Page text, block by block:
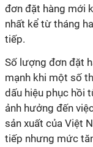
đơn đặt hàng mới
nhất kể từ tháng
tiếp.
Số lượng đơn đặt
mạnh khi một số
dấu hiệu phục hồi
ảnh hưởng đến
sản xuất của Việt
tiếp nhưng mức